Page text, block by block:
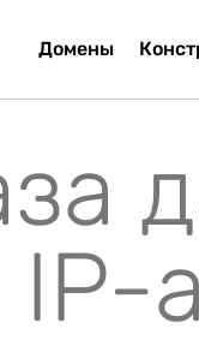
Домены